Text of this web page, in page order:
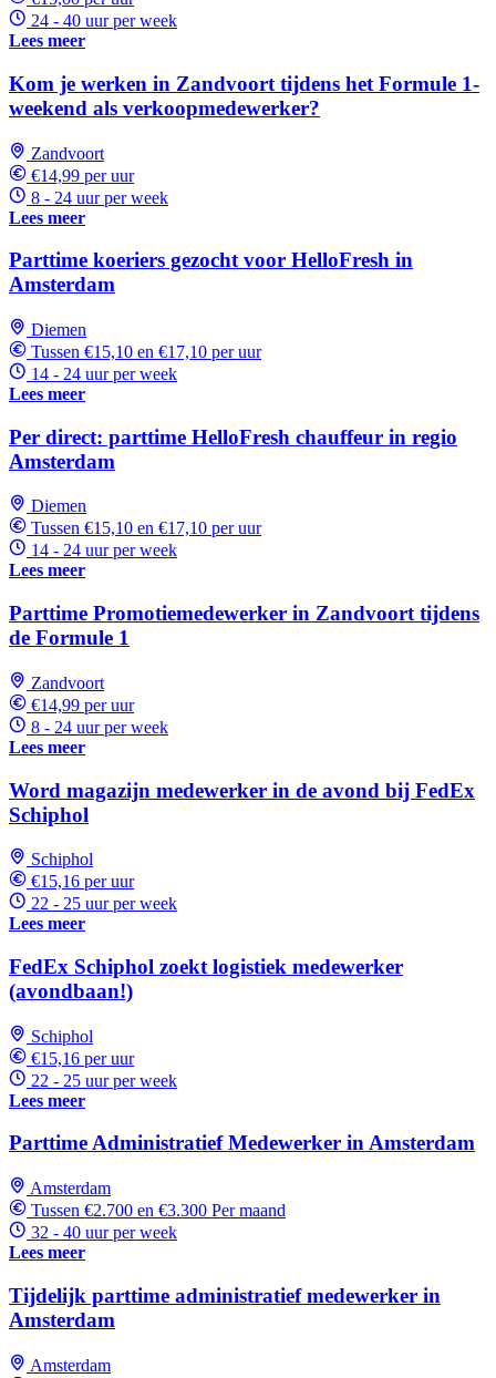
24 - 40 uur per week
Lees meer
Kom je werken in Zandvoort tijdens het Formule 1-
weekend als verkoopmedewerker?
Zandvoort
€14,99 per uur
8 - 24 uur per week
Lees meer
Parttime koeriers gezocht voor HelloFresh in
Amsterdam
Diemen
Tussen €15,10 en €17,10 per uur
14 - 24 uur per week
Lees meer
Per direct: parttime HelloFresh chauffeur in regio
Amsterdam
Diemen
Tussen €15,10 en €17,10 per uur
14 - 24 uur per week
Lees meer
Parttime Promotiemedewerker in Zandvoort tijdens
de Formule 1
Zandvoort
€14,99 per uur
8 - 24 uur per week
Lees meer
Word magazijn medewerker in de avond bij FedEx
Schiphol
Schiphol
€15,16 per uur
22 - 25 uur per week
Lees meer
FedEx Schiphol zoekt logistiek medewerker
(avondbaan!)
Schiphol
€15,16 per uur
22 - 25 uur per week
Lees meer
Parttime Administratief Medewerker in Amsterdam
Amsterdam
Tussen €2.700 en €3.300 Per maand
32 - 40 uur per week
Lees meer
Tijdelijk parttime administratief medewerker in
Amsterdam
Amsterdam